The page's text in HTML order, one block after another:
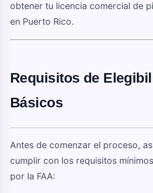
obtener tu licencia comercial de
en Puerto Rico.
Requisitos de
Básicos
Antes de comenzar el proceso,
cumplir con los requisitos
por la FAA: